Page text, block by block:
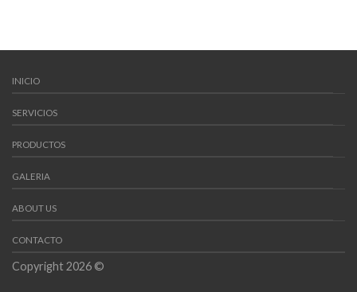
INICIO
SERVICIOS
PRODUCTOS
GALERIA
ABOUT US
CONTACTO
Copyright 2026 ©